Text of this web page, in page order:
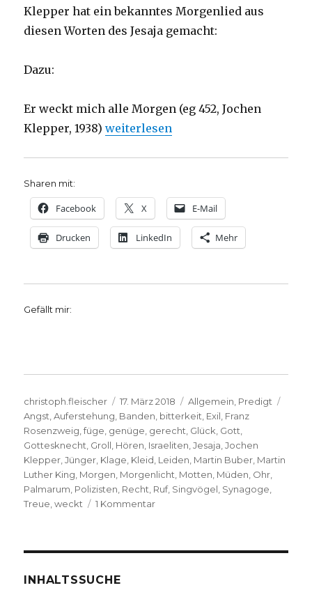
Klepper hat ein bekanntes Morgenlied aus
diesen Worten des Jesaja gemacht:
Dazu:
Er weckt mich alle Morgen (eg 452, Jochen
Klepper, 1938)„Predigt über Jesaja 50, Christoph
weiterlesen
Sharen mit:
Facebook X E-Mail
Drucken LinkedIn Mehr
Gefällt mir:
Autor
christoph.fleischer
Veröffentlicht
am
17. März 2018 Kategorien
Allgemein, Predigt
Angst,Auferstehung, Banden, bitterkeit, Exil, Franz
Rosenzweig,füge, genüge, gerecht, Glück, Gott,
Gottesknecht, Groll, Hören, Israeliten,Jesaja,Jochen
Klepper,Jünger, Klage, Kleid, Leiden, Martin Buber, Martin
Luther King, Morgen, Morgenlicht, Motten, Müden, Ohr,
Palmarum, Polizisten, Recht, Ruf, Singvögel, Synagoge,
Treue,weckt 1 Kommentarzu
INHALTSSUCHE